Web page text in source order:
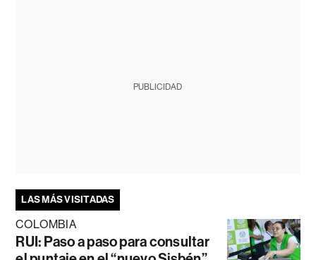
PUBLICIDAD
LAS MÁS VISITADAS
COLOMBIA
RUI: Paso a paso para consultar